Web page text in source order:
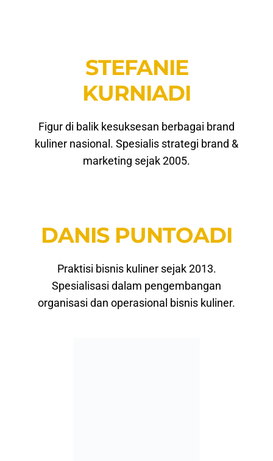
STEFANIE
KURNIADI
Figur di balik kesuksesan berbagai brand
kuliner nasional. Spesialis strategi brand &
marketing sejak 2005.
DANIS PUNTOADI
Praktisi bisnis kuliner sejak 2013.
Spesialisasi dalam pengembangan
organisasi dan operasional bisnis kuliner.